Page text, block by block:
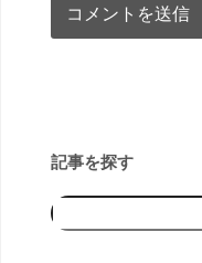
記事を探す